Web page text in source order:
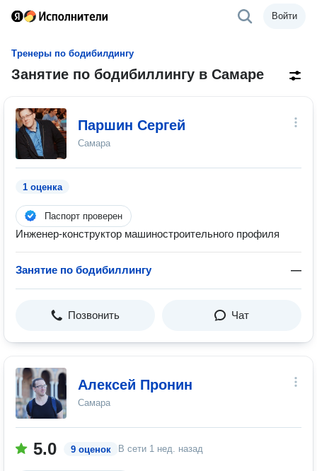
Войти
Тренеры по бодибилдингу
Занятие по бодибиллингу в Самаре
Паршин Сергей
Самара
1 оценка
Паспорт проверен
Инженер-конструктор машиностроительного профиля
Занятие по бодибиллингу —
Позвонить Чат
Алексей Пронин
Самара
5.0 9 оценок В сети 1 нед. назад